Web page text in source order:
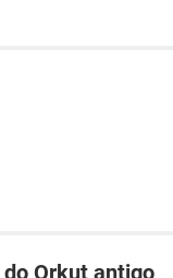
Orkut antigo